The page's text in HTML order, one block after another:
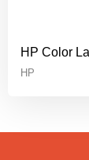
HP Color
HP